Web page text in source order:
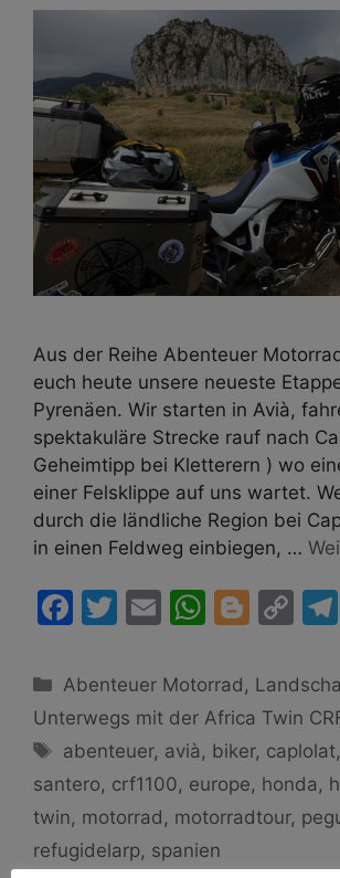
Aus der Reihe Abenteuer
euch heute unsere neueste
Pyrenäen. Wir starten in Avià,
spektakuläre Strecke rauf nach
Geheimtipp bei Kletterern ) wo
einer Felsklippe auf uns wartet.
durch die ländliche Region bei
in einen Feldweg einbiegen, …
F
c
e
b
o
o
k
T
itt
er
E
ai
l
W
at
s
A
p
p
Bl
g
g
er
C
p
y
Li
n
k
Kategorien
Abenteuer Motorrad ,
Unterwegs mit der Africa Twin
Schlagwörter
abenteuer, avià , biker, caplolat,
santero, crf1100, europe, honda ,
twin, motorrad , motorradtour,
refugidelarp, spanien